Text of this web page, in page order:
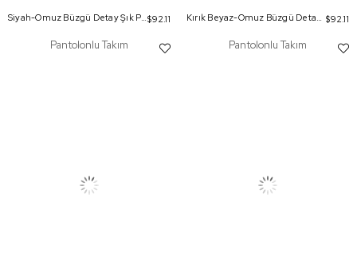
Siyah-Omuz Büzgü Detay Şık Pantolonlu Takım$92.11 Kırık Beyaz-Omuz Büzgü Detay Şık Pantolonlu Takım $92.11
Pantolonlu Takım Pantolonlu Takım